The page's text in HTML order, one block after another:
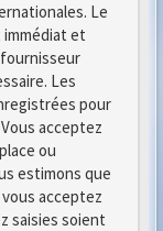
Le
et
Les
pour
acceptez
ou
estimons que
acceptez
saisies soient